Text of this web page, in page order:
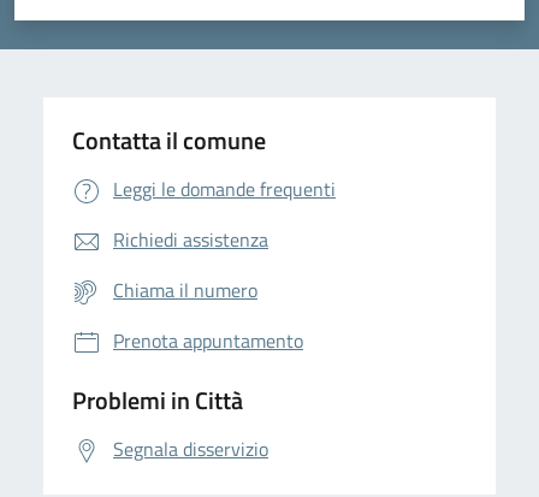
Valuta 5 stelle su 5
Valuta 4 stelle su 5
Valuta 3 stelle su 5
Valuta 2 stelle su 5
Valuta 1 stelle su 5
Contatta il comune
Leggi le domande frequenti
Richiedi assistenza
Chiama il numero
Prenota appuntamento
Problemi in Città
Segnala disservizio